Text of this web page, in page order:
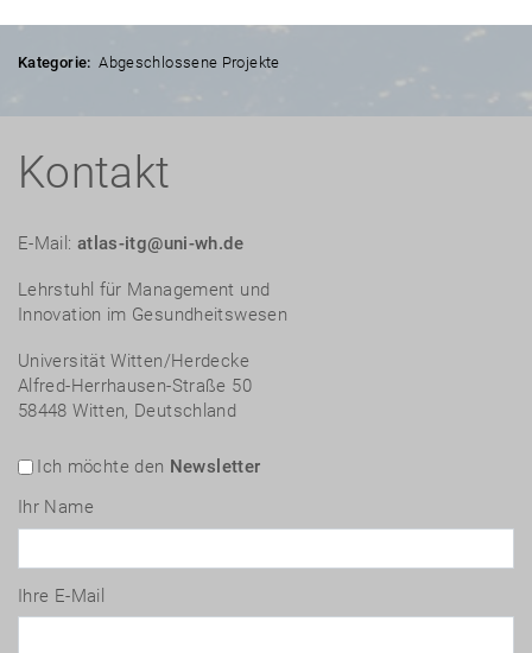
Kategorie: Abgeschlossene Projekte
Kontakt
E-Mail: atlas-itg@uni-wh.de
Lehrstuhl für Management und
Innovation im Gesundheitswesen
Universität Witten/Herdecke
Alfred-Herrhausen-Straße 50
58448 Witten, Deutschland
Ich möchte den Newsletter
Ihr Name
Ihre E-Mail